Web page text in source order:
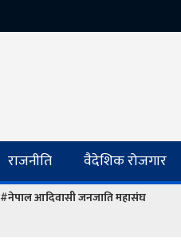
राजनीति वैदेशिक रोजगार
#नेपाल आदिवासी जनजाति महासंघ